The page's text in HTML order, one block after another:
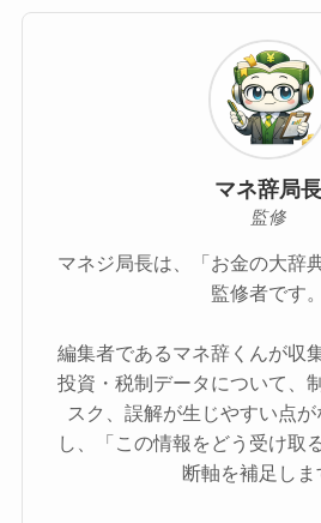
マネ辞局長
監修
マネジ局長は、「お金の大辞
監修者です。
編集者であるマネ辞くんが収
投資・税制データについて、
スク、誤解が生じやすい点
し、「この情報をどう受け取
断軸を補足しま